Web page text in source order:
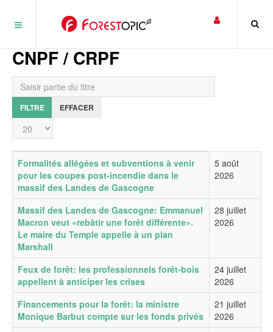
CNPF / CRPF
Saisir partie du titre
FILTRE EFFACER
Affichage #
Titre Date de publication
Formalités allégées et subventions à venir
pour les coupes post-incendie dans le
massif des Landes de Gascogne
5 août
2026
Massif des Landes de Gascogne: Emmanuel
Macron veut «rebâtir une forêt différente».
Le maire du Temple appelle à un plan
Marshall
28 juillet
2026
Feux de forêt: les professionnels forêt-bois
appellent à anticiper les crises
24 juillet
2026
Financements pour la forêt: la ministre
Monique Barbut compte sur les fonds privés
21 juillet
2026